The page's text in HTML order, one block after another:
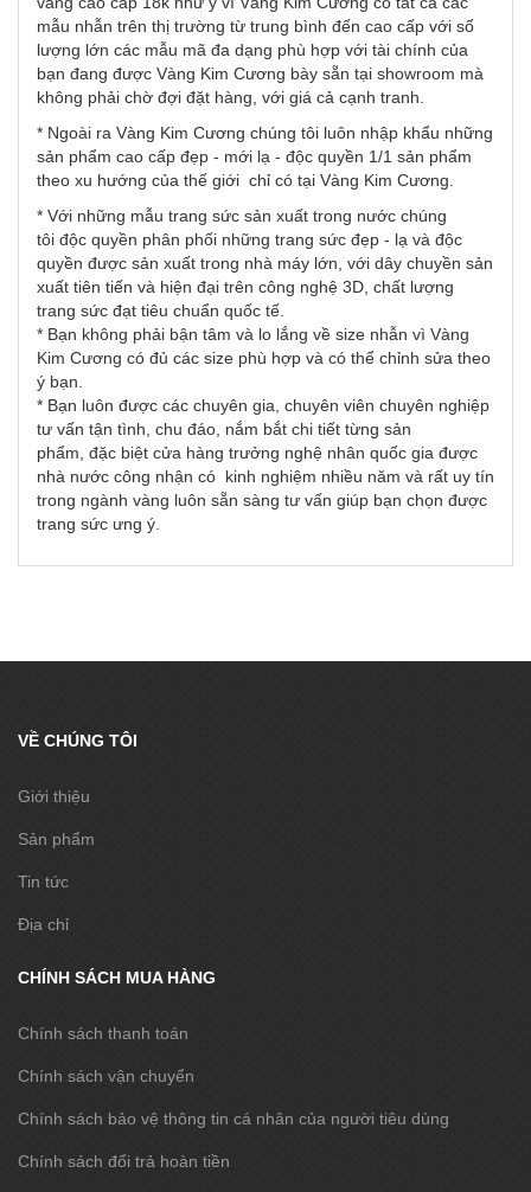
mẫu nhẫn trên thị trường từ trung bình đến cao cấp với số
lượng lớn các mẫu mã đa dạng phù hợp với tài chính của
bạn đang được Vàng Kim Cương bày sẵn tại showroom mà
không phải chờ đợi đặt hàng, với giá cả cạnh tranh.
* Ngoài ra Vàng Kim Cương chúng tôi luôn nhập khẩu những
sản phẩm cao cấp đẹp - mới lạ - độc quyền 1/1 sản phẩm
theo xu hướng của thế giới chỉ có tại Vàng Kim Cương.
* Với những mẫu trang sức sản xuất trong nước chúng
tôi độc quyền phân phối những trang sức đẹp - lạ và độc
quyền được sản xuất trong nhà máy lớn, với dây chuyền sản
xuất tiên tiến và hiện đại trên công nghệ 3D, chất lượng
trang sức đạt tiêu chuẩn quốc tế.
* Bạn không phải bận tâm và lo lắng về size nhẫn vì Vàng
Kim Cương có đủ các size phù hợp và có thể chỉnh sửa theo
ý bạn.
* Bạn luôn được các chuyên gia, chuyên viên chuyên nghiệp
tư vấn tận tình, chu đáo, nắm bắt chi tiết từng sản
phẩm, đặc biệt cửa hàng trưởng nghệ nhân quốc gia được
nhà nước công nhận có kinh nghiệm nhiều năm và rất uy tín
trong ngành vàng luôn sẵn sàng tư vấn giúp bạn chọn được
trang sức ưng ý.
VỀ CHÚNG TÔI
Giới thiệu
Sản phẩm
Tin tức
Địa chỉ
CHÍNH SÁCH MUA HÀNG
Chính sách thanh toán
Chính sách vận chuyển
Chính sách bảo vệ thông tin cá nhân của người tiêu dùng
Chính sách đổi trả hoàn tiền